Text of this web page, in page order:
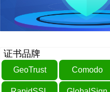
证书品牌
GeoTrust Comodo